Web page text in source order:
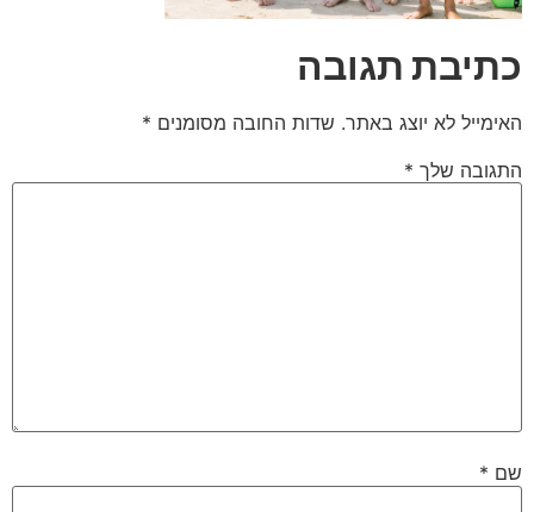
כתיבת תגובה
האימייל לא יוצג באתר. שדות החובה מסומנים *
התגובה שלך *
שם *